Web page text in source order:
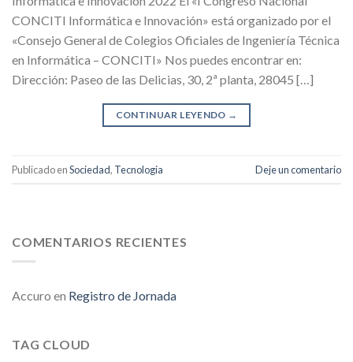
CONCITI Informática e Innovación» está organizado por el
«Consejo General de Colegios Oficiales de Ingeniería Técnica
en Informática – CONCITI» Nos puedes encontrar en:
Dirección: Paseo de las Delicias, 30, 2ª planta, 28045 […]
CONTINUAR LEYENDO →
Publicado enSociedad, Tecnologia Deje un comentario
COMENTARIOS RECIENTES
Accuro en Registro de Jornada
TAG CLOUD